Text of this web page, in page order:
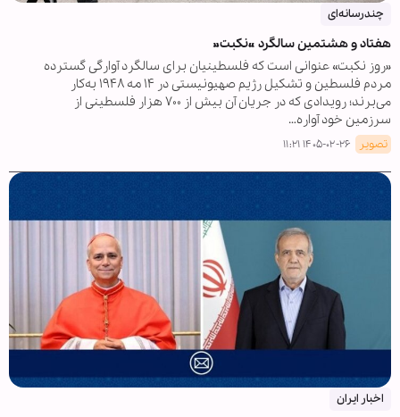
چندرسانه‌ای
هفتاد و هشتمین سالگرد «نکبت»
«روز نکبت» عنوانی است که فلسطینیان برای سالگرد آوارگی گسترده
مردم فلسطین و تشکیل رژیم صهیونیستی در ۱۴ مه ۱۹۴۸ به‌کار
می‌برند؛ رویدادی که در جریان آن بیش از ۷۰۰ هزار فلسطینی از
سرزمین خود آواره…
تصویر ۱۴۰۵-۰۲-۲۶ ۱۱:۲۱
اخبار ایران